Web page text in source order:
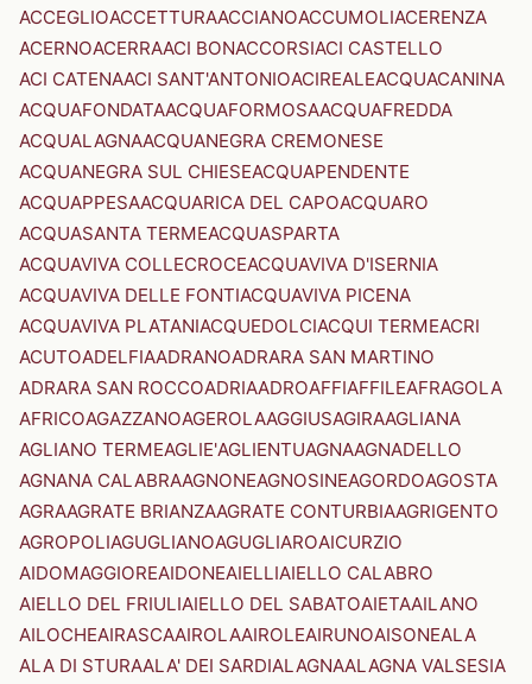
ACCEGLIOACCETTURAACCIANOACCUMOLIACERENZA
ACERNOACERRAACI BONACCORSIACI CASTELLO
ACI CATENAACI SANT'ANTONIOACIREALEACQUACANINA
ACQUAFONDATAACQUAFORMOSAACQUAFREDDA
ACQUALAGNAACQUANEGRA CREMONESE
ACQUANEGRA SUL CHIESEACQUAPENDENTE
ACQUAPPESAACQUARICA DEL CAPOACQUARO
ACQUASANTA TERMEACQUASPARTA
ACQUAVIVA COLLECROCEACQUAVIVA D'ISERNIA
ACQUAVIVA DELLE FONTIACQUAVIVA PICENA
ACQUAVIVA PLATANIACQUEDOLCIACQUI TERMEACRI
ACUTOADELFIAADRANOADRARA SAN MARTINO
ADRARA SAN ROCCOADRIAADROAFFIAFFILEAFRAGOLA
AFRICOAGAZZANOAGEROLAAGGIUSAGIRAAGLIANA
AGLIANO TERMEAGLIE'AGLIENTUAGNAAGNADELLO
AGNANA CALABRAAGNONEAGNOSINEAGORDOAGOSTA
AGRAAGRATE BRIANZAAGRATE CONTURBIAAGRIGENTO
AGROPOLIAGUGLIANOAGUGLIAROAICURZIO
AIDOMAGGIOREAIDONEAIELLIAIELLO CALABRO
AIELLO DEL FRIULIAIELLO DEL SABATOAIETAAILANO
AILOCHEAIRASCAAIROLAAIROLEAIRUNOAISONEALA
ALA DI STURAALA' DEI SARDIALAGNAALAGNA VALSESIA